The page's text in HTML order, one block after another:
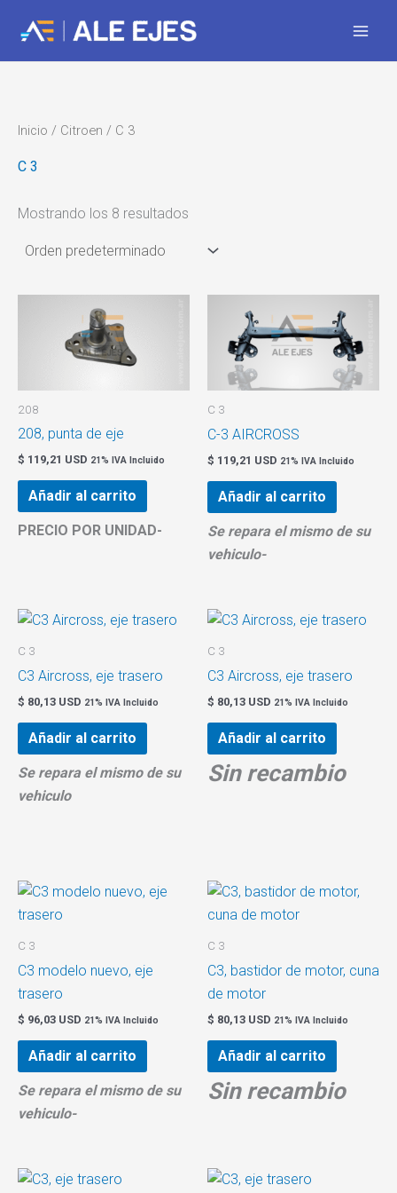
Inicio / Citroen / C 3
C 3
Mostrando los 8 resultados
208
208, punta de eje
$ 119,21 USD 21% IVA Incluido
Añadir al carrito
PRECIO POR UNIDAD-
C 3
C-3 AIRCROSS
$ 119,21 USD 21% IVA Incluido
Añadir al carrito
Se repara el mismo de su
vehiculo-
C 3
C3 Aircross, eje trasero
$ 80,13 USD 21% IVA Incluido
Añadir al carrito
Se repara el mismo de su
vehiculo
C 3
C3 Aircross, eje trasero
$ 80,13 USD 21% IVA Incluido
Añadir al carrito
Sin recambio
C 3
C3 modelo nuevo, eje
trasero
$ 96,03 USD 21% IVA Incluido
Añadir al carrito
Se repara el mismo de su
vehiculo-
C 3
C3, bastidor de motor, cuna
de motor
$ 80,13 USD 21% IVA Incluido
Añadir al carrito
Sin recambio